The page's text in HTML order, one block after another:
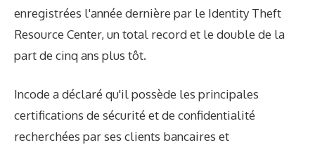
enregistrées l'année dernière par le Identity Theft
Resource Center, un total record et le double de la
part de cinq ans plus tôt.
Incode a déclaré qu'il possède les principales
certifications de sécurité et de confidentialité
recherchées par ses clients bancaires et